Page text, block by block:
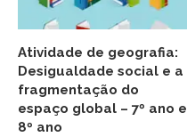
Atividade de geografia:
Desigualdade social e a
fragmentação do
espaço global – 7º ano e
8º ano